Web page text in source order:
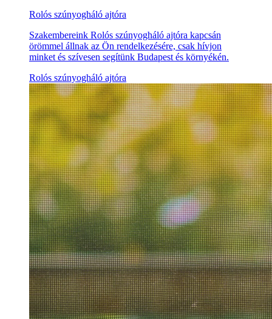
Rolós szúnyogháló ajtóra
Szakembereink Rolós szúnyogháló ajtóra kapcsán
örömmel állnak az Ön rendelkezésére, csak hívjon
minket és szívesen segítünk Budapest és környékén.
Rolós szúnyogháló ajtóra